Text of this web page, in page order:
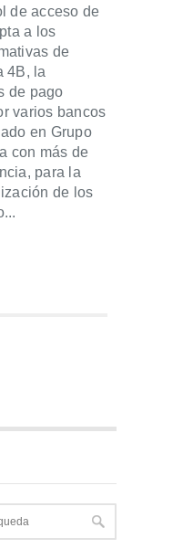
de acceso de
a los
de
4B, la
de pago
varios bancos
en Grupo
con más de
para la
de los